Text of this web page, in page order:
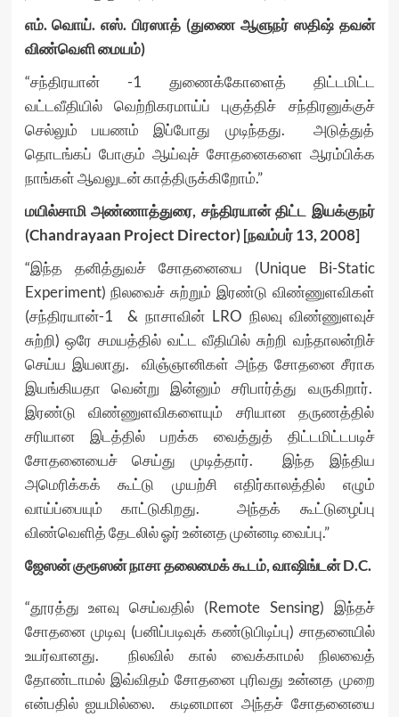
எம். வொய். எஸ். பிரஸாத் (துணை ஆளுநர் ஸதிஷ் தவன்
விண்வெளி மையம்)
“சந்திரயான் -1 துணைக்கோளைத் திட்டமிட்ட
வட்டவீதியில் வெற்றிகரமாய்ப் புகுத்திச் சந்திரனுக்குச்
செல்லும் பயணம் இப்போது முடிந்தது. அடுத்துத்
தொடங்கப் போகும் ஆய்வுச் சோதனைகளை ஆரம்பிக்க
நாங்கள் ஆவலுடன் காத்திருக்கிறோம்.”
மயில்சாமி அண்ணாத்துரை, சந்திரயான் திட்ட இயக்குநர்
(Chandrayaan Project Director) [நவம்பர் 13, 2008]
“இந்த தனித்துவச் சோதனையை (Unique Bi-Static
Experiment) நிலவைச் சுற்றும் இரண்டு விண்ணுளவிகள்
(சந்திரயான்-1 & நாசாவின் LRO நிலவு விண்ணுளவுச்
சுற்றி) ஒரே சமயத்தில் வட்ட வீதியில் சுற்றி வந்தாலன்றிச்
செய்ய இயலாது. விஞ்ஞானிகள் அந்த சோதனை சீராக
இயங்கியதா வென்று இன்னும் சரிபார்த்து வருகிறார்.
இரண்டு விண்ணுளவிகளையும் சரியான தருணத்தில்
சரியான இடத்தில் பறக்க வைத்துத் திட்டமிட்டபடிச்
சோதனையைச் செய்து முடித்தார். இந்த இந்திய
அமெரிக்கக் கூட்டு முயற்சி எதிர்காலத்தில் எழும்
வாய்ப்பையும் காட்டுகிறது. அந்தக் கூட்டுழைப்பு
விண்வெளித் தேடலில் ஓர் உன்னத முன்னடி வைப்பு.”
ஜேஸன் குரூஸன் நாசா தலைமைக் கூடம், வாஷிங்டன் D.C.
“தூரத்து உளவு செய்வதில் (Remote Sensing) இந்தச்
சோதனை முடிவு (பனிப்படிவுக் கண்டுபிடிப்பு) சாதனையில்
உயர்வானது. நிலவில் கால் வைக்காமல் நிலவைத்
தோண்டாமல் இவ்விதம் சோதனை புரிவது உன்னத முறை
என்பதில் ஐயமில்லை. கடினமான அந்தச் சோதனையை